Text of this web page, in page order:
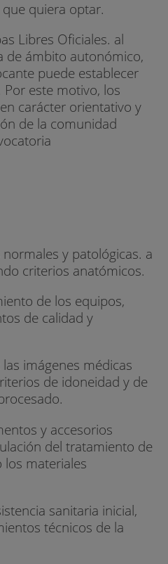
quiera optar.
Libres Oficiales. al
de ámbito autonómico,
puede establecer
este motivo, los
carácter orientativo y
de la comunidad
y patológicas. a
criterios anatómicos.
de los equipos,
de calidad y
imágenes médicas
de idoneidad y de
y accesorios
del tratamiento de
materiales
sanitaria inicial,
técnicos de la